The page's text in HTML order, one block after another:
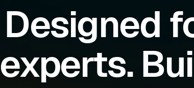
Designed
experts.